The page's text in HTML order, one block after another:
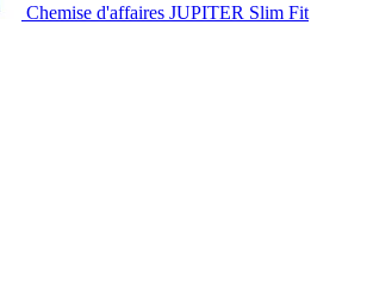
Chemise d'affaires JUPITER Slim Fit